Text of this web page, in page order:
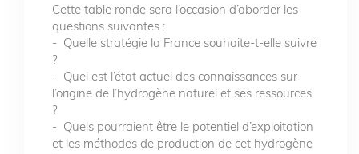
Cette table ronde sera l’occasion d’aborder les
questions suivantes :
- Quelle stratégie la France souhaite-t-elle suivre
?
- Quel est l’état actuel des connaissances sur
l’origine de l’hydrogène naturel et ses ressources
?
- Quels pourraient être le potentiel d’exploitation
et les méthodes de production de cet hydrogène